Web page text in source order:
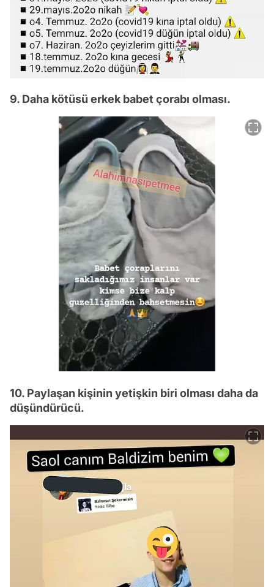
9. Daha kötüsü erkek babet çorabı olması.
10. Paylaşan kişinin yetişkin biri olması daha da
düşündürücü.